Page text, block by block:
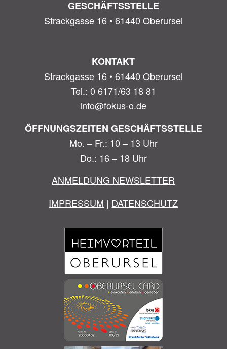
GESCHÄFTSSTELLE
Strackgasse 16 • 61440 Oberursel
KONTAKT
Strackgasse 16 • 61440 Oberursel
Tel.: 0 6171/63 18 81
info@fokus-o.de
ÖFFNUNGSZEITEN GESCHÄFTSSTELLE
Mo. – Fr.: 10 – 13 Uhr
Do.: 16 – 18 Uhr
ANMELDUNG NEWSLETTER
IMPRESSUM | DATENSCHUTZ